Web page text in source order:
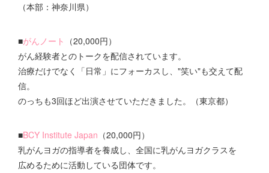
（本部：神奈川県）
■がんノート （20,000円）
がん経験者とのトークを配信されています。
治療だけでなく「日常」にフォーカスし、"笑い"も交えて配
信。
のっちも3回ほど出演させていただきました。（東京都）
■BCY Institute Japan （20,000円）
乳がんヨガの指導者を養成し、全国に乳がんヨガクラスを
広めるために活動している団体です。